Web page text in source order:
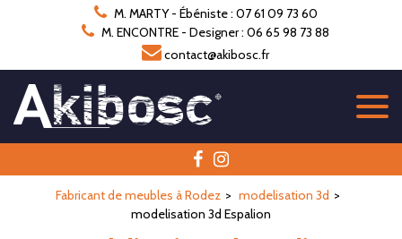
M. MARTY - Ébéniste : 07 61 09 73 60
M. ENCONTRE - Designer : 06 65 98 73 88
contact@akibosc.fr
Fabricant de meubles à Rodez
modelisation 3d
modelisation 3d Espalion
Panneau de gestion des cookies